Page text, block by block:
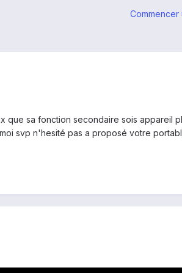
Commencer
que sa fonction secondaire sois appareil
svp n'hesité pas a proposé votre